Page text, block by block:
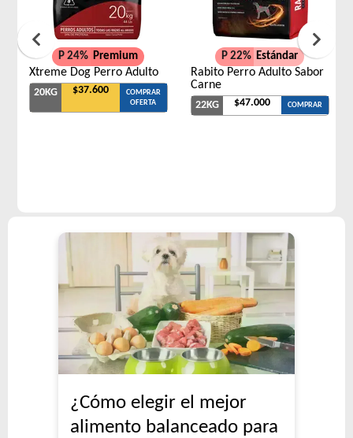
P 24% Premium
Xtreme Dog Perro Adulto
20KG $37.600
COMPRAR
OFERTA
P 22% Estándar
Rabito Perro Adulto Sabor
Carne
22KG $47.000 COMPRAR
¿Cómo elegir el mejor
alimento balanceado para